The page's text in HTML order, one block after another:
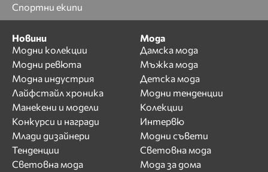
Спортни екипи
Новини
Модни колекции
Модни ревюта
Модна индустрия
Лайфстайл хроника
Манекени и модели
Конкурси и награди
Млади дизайнери
Тенденции
Световна мода
Мода
Дамска мода
Мъжка мода
Детска мода
Модни тенденции
Колекции
Интервю
Модни съвети
Световна мода
Мода за дома